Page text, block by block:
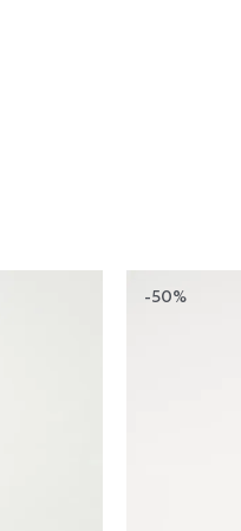
-50%